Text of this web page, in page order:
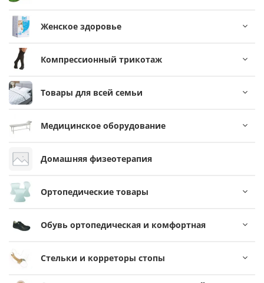
Женское здоровье
Компрессионный трикотаж
Товары для всей семьи
Медицинское оборудование
Домашняя физеотерапия
Ортопедические товары
Обувь ортопедическая и комфортная
Стельки и корреторы стопы